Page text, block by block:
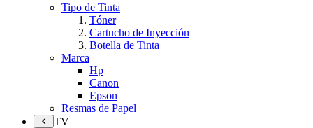
Tipo de Tinta
Tóner
Cartucho de Inyección
Botella de Tinta
Marca
Hp
Canon
Epson
Resmas de Papel
TV